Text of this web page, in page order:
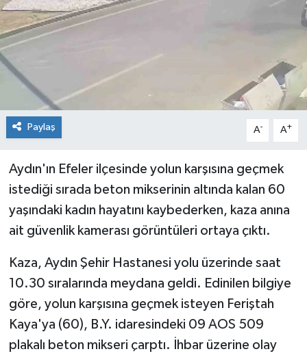
Paylaş A- A+
Aydın'ın Efeler ilçesinde yolun karşısına geçmek
istediği sırada beton mikserinin altında kalan 60
yaşındaki kadın hayatını kaybederken, kaza anına
ait güvenlik kamerası görüntüleri ortaya çıktı.
Kaza, Aydın Şehir Hastanesi yolu üzerinde saat
10.30 sıralarında meydana geldi. Edinilen bilgiye
göre, yolun karşısına geçmek isteyen Feriştah
Kaya'ya (60), B.Y. idaresindeki 09 AOS 509
plakalı beton mikseri çarptı. İhbar üzerine olay